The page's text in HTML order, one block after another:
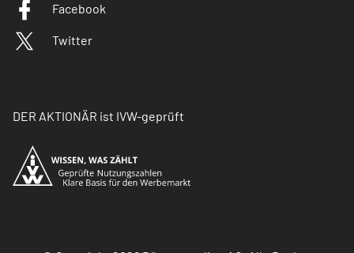
Facebook
Twitter
DER AKTIONÄR ist IVW-geprüft